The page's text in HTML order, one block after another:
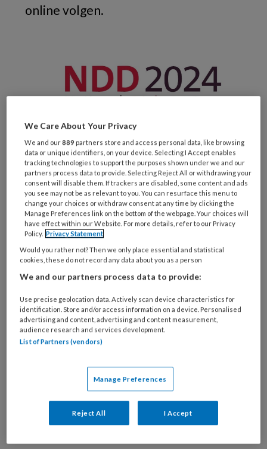
online volgen.
Uit het programma van dit grote
diabetescongres:
Hoe lever je zorg op maat aan
diabetespatiënten met weinig
gezondheidsvaardigheden?
Diabetes en obesitas hangen zo met elkaar
Handen en voeten.
Hoe worden mensen zich ervan bewust dat
ze prediabetes hebben?
30 tot 50 procent van de gebruikers van een
glucosesensor of een insulinepompsysteem
We Care About Your Privacy
We and our889 partners store and access personal data, like browsing
data or unique identifiers, on your device. Selecting I Accept enables
tracking technologies to support the purposes shown under we and our
partners process data to provide. Selecting Reject All or withdrawing your
consent will disable them. If trackers are disabled, some content and ads
you see may not be as relevant to you. You can resurface this menu to
change your choices or withdraw consent at any time by clicking the
Manage Preferences link on the bottom of the webpage. Your choices will
have effect within our Website. For more details, refer to our Privacy
Policy. Privacy Statement
Would you rather not? Then we only place essential and statistical
cookies, these do not record any data about you as a person
We and our partners process data to provide:
Use precise geolocation data. Actively scan device characteristics for
identification. Store and/or access information on a device. Personalised
advertising and content, advertising and content measurement,
audience research and services development.
List of Partners (vendors)
Manage Preferences
Reject All I Accept